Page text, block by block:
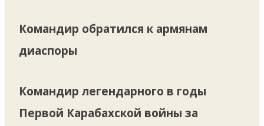
Командир обратился к армянам
диаспоры
Командир легендарного в годы
Первой Карабахской войны за